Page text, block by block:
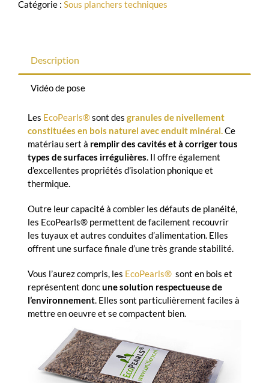
Catégorie : Sous planchers techniques
Description
Vidéo de pose
Les EcoPearls®sont des granules de nivellement
constituées en bois naturel avec enduit minéral.Ce
matériau sert à remplir des cavités et à corriger tous
types de surfaces irrégulières. Il offre également
d’excellentes propriétés d’isolation phonique et
thermique.
Outre leur capacité à combler les défauts de planéité,
les EcoPearls® permettent de facilement recouvrir
les tuyaux et autres conduites d’alimentation. Elles
offrent une surface finale d’une très grande stabilité.
Vous l’aurez compris, les EcoPearls®sont en bois et
représentent doncune solution respectueuse de
l’environnement. Elles sont particulièrement faciles à
mettre en oeuvre et se compactent bien.